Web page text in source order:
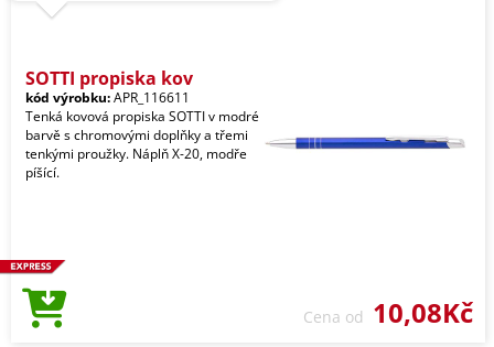
SOTTI propiska kov
kód výrobku:APR_116611
Tenká kovová propiska SOTTI v modré
barvě s chromovými doplňky a třemi
tenkými proužky. Náplň X-20, modře
píšící.
Cena od 10,08Kč